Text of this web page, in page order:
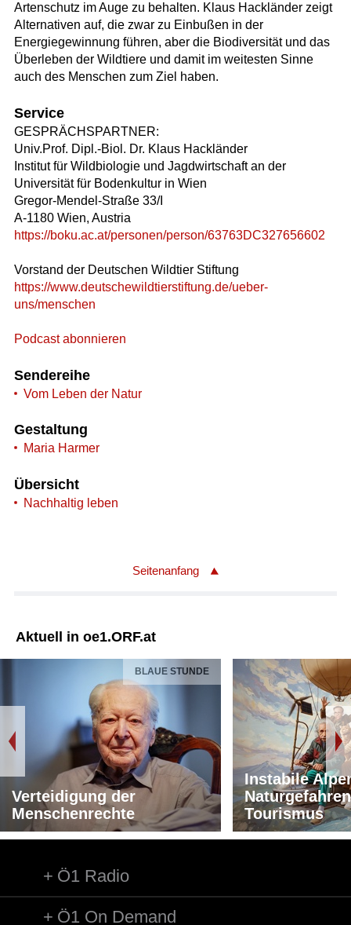
Artenschutz im Auge zu behalten. Klaus Hackländer zeigt
Alternativen auf, die zwar zu Einbußen in der
Energiegewinnung führen, aber die Biodiversität und das
Überleben der Wildtiere und damit im weitesten Sinne
auch des Menschen zum Ziel haben.
Service
GESPRÄCHSPARTNER:
Univ.Prof. Dipl.-Biol. Dr. Klaus Hackländer
Institut für Wildbiologie und Jagdwirtschaft an der
Universität für Bodenkultur in Wien
Gregor-Mendel-Straße 33/I
A-1180 Wien, Austria
https://boku.ac.at/personen/person/63763DC327656602
Vorstand der Deutschen Wildtier Stiftung
https://www.deutschewildtierstiftung.de/ueber-
uns/menschen
Podcast abonnieren
Sendereihe
Vom Leben der Natur
Gestaltung
Maria Harmer
Übersicht
Nachhaltig leben
Seitenanfang
Aktuell in oe1.ORF.at
BLAUE STUNDE
Verteidigung der
Menschenrechte
Instabile
Tourismus
Ö1 Radio
Ö1 On Demand